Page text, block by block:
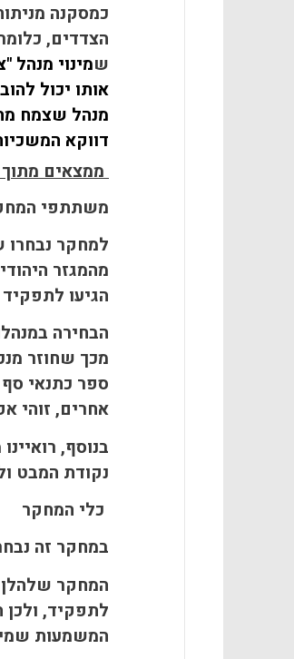
כמסקנה
הצדדים,
שמינוי
אותו יכול
מנהל שצמח
דווקא
ממצאים
משתתפי
למחקר נבחרו
מהמגזר
הגיעו
הבחירה
ספר כתנאי
אחרים, זוהי
בנוסף,
נקודת המבט
כלי המחקר
במחקר זה
המחקר
לתפקיד,
המשמעות